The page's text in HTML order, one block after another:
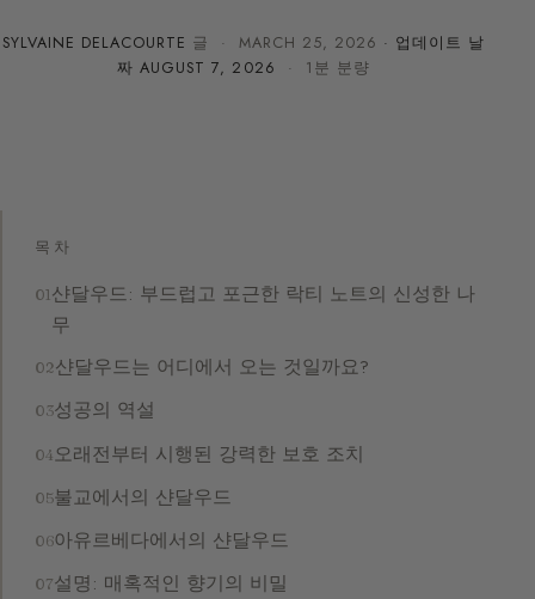
SYLVAINE DELACOURTE 글 · MARCH 25, 2026 · 업데이트 날
짜AUGUST 7, 2026 · 1분 분량
목차
샨달우드: 부드럽고 포근한 락티 노트의 신성한 나
무
샨달우드는 어디에서 오는 것일까요?
성공의 역설
오래전부터 시행된 강력한 보호 조치
불교에서의 샨달우드
아유르베다에서의 샨달우드
설명: 매혹적인 향기의 비밀